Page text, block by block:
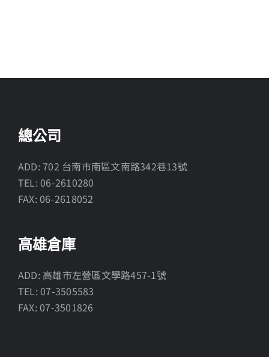
總公司
ADD: 702 台南市南區文南路342巷13號
TEL: 06-2610280
FAX: 06-2618052
高雄倉庫
ADD: 高雄市左營區文學路457-1號
TEL: 07-3505583
FAX: 07-3501826